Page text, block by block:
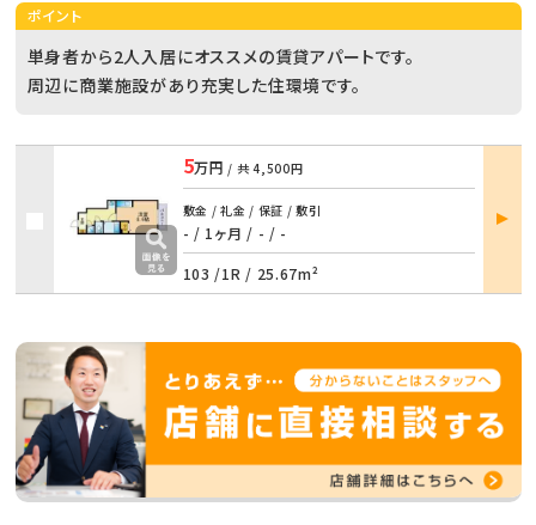
ポイント
単身者から2人入居にオススメの賃貸アパートです。
周辺に商業施設があり充実した住環境です。
5万円 / 共4,500円
敷金 / 礼金 / 保証 / 敷引
- / 1ヶ月 / - / -
103 /1R / 25.67m²
部屋
詳細